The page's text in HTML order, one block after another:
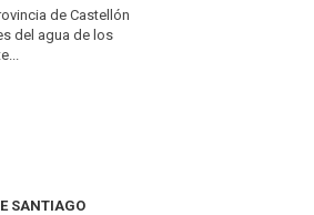
de Castellón
del agua de los
SANTIAGO